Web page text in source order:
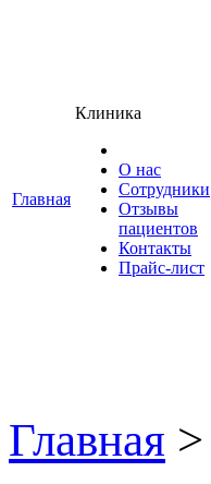
Главная
Клиника
О нас
Сотрудники
Отзывы
ациенто
Контакты
Прайс-лист
Главная >